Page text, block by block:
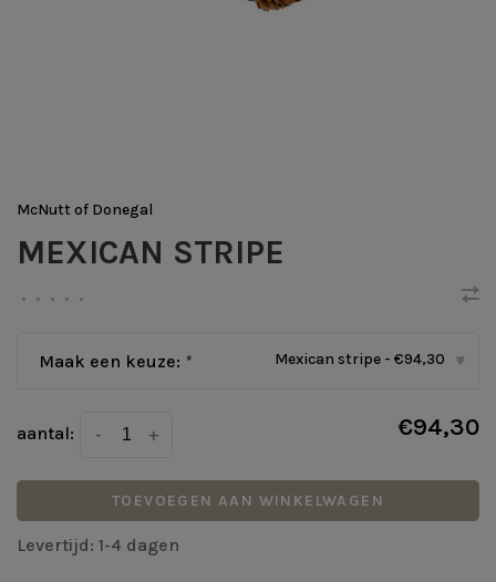
McNutt of Donegal
MEXICAN STRIPE
• • • • •
Maak een keuze: * Mexican stripe - €94,30 ▾
aantal: +
- €94,30
TOEVOEGEN AAN WINKELWAGEN
Levertijd: 1-4 dagen